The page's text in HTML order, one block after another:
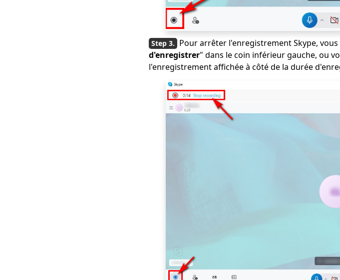
Pour arrêter l'enregistrement Skype,
d'enregistrer" dans le coin inférieur gauche, ou
l'enregistrement affichée à côté de la durée